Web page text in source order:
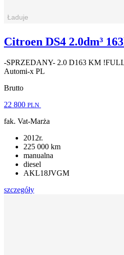
Citroen DS4 2.0dm³
-SPRZEDANY- 2.0 D163 KM
Automi-x PL
Brutto
22 800 PLN
fak. Vat-Marża
2012r.
225 000 km
manualna
diesel
AKL18JVGM
szczegóły